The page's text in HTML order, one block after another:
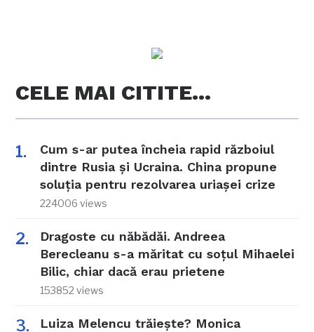
CELE MAI CITITE…
Cum s-ar putea încheia rapid războiul
dintre Rusia și Ucraina. China propune
soluția pentru rezolvarea uriașei crize
224006 views
Dragoste cu năbădăi. Andreea
Berecleanu s-a măritat cu soțul Mihaelei
Bilic, chiar dacă erau prietene
153852 views
Luiza Melencu trăiește? Monica